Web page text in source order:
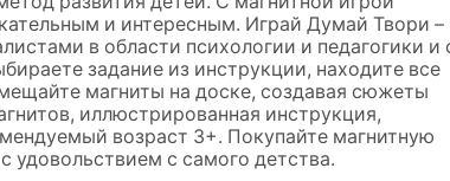
и интересным. Играй Думай Твори –
в области психологии и педагогики и
задание из инструкции, находите все
магниты на доске, создавая сюжеты
иллюстрированная инструкция,
возраст 3+. Покупайте магнитную
удовольствием с самого детства.